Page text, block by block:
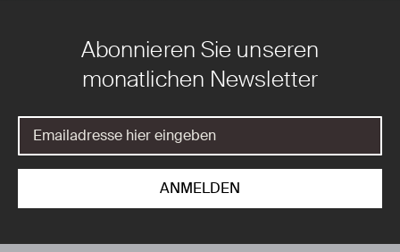
Abonnieren Sie unseren
monatlichen Newsletter